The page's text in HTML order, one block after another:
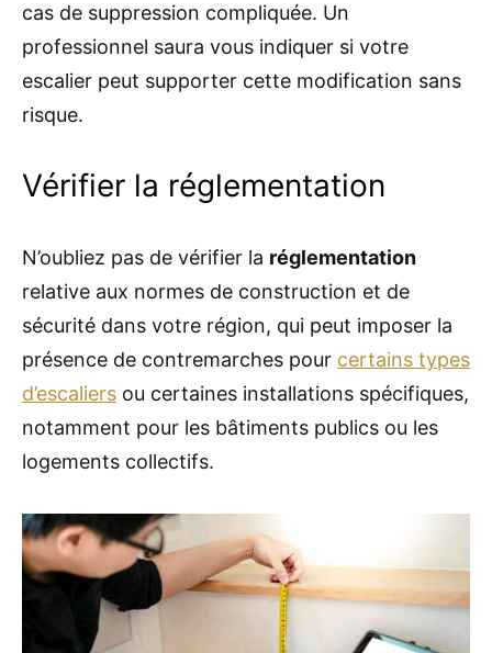
cas de suppression compliquée. Un
professionnel saura vous indiquer si votre
escalier peut supporter cette modification sans
risque.
Vérifier la réglementation
N’oubliez pas de vérifier la réglementation
relative aux normes de construction et de
sécurité dans votre région, qui peut imposer la
présence de contremarches pour certains types
d’escaliers ou certaines installations spécifiques,
notamment pour les bâtiments publics ou les
logements collectifs.